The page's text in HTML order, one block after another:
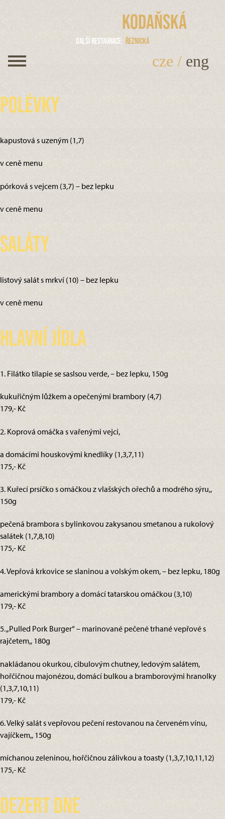
Kodaňská
Další restaurace Řeznická
cze / eng
Polévky
kapustová s uzeným (1,7)
v ceně menu
pórková s vejcem (3,7) – bez lepku
v ceně menu
Saláty
listový salát s mrkví (10) – bez lepku
v ceně menu
Hlavní jídla
1. Filátko tilapie se saslsou verde, – bez lepku, 150g
kukuřičným lůžkem a opečenými brambory (4,7)
179,- Kč
2. Koprová omáčka s vařenými vejci,
a domácími houskovými knedlíky (1,3,7,11)
175,- Kč
3. Kuřecí prsíčko s omáčkou z vlašských ořechů a modrého sýru,,
150g
pečená brambora s bylinkovou zakysanou smetanou a rukolový
salátek (1,7,8,10)
175,- Kč
4. Vepřová krkovice se slaninou a volským okem, – bez lepku, 180g
americkými brambory a domácí tatarskou omáčkou (3,10)
179,- Kč
5. „Pulled Pork Burger“ – marinované pečené trhané vepřové s
rajčetem,, 180g
nakládanou okurkou, cibulovým chutney, ledovým salátem,
hořčičnou majonézou, domácí bulkou a bramborovými hranolky
(1,3,7,10,11)
179,- Kč
6. Velký salát s vepřovou pečení restovanou na červeném vínu,
vajíčkem,, 150g
míchanou zeleninou, hořčičnou zálivkou a toasty (1,3,7,10,11,12)
175,- Kč
Dezert dne